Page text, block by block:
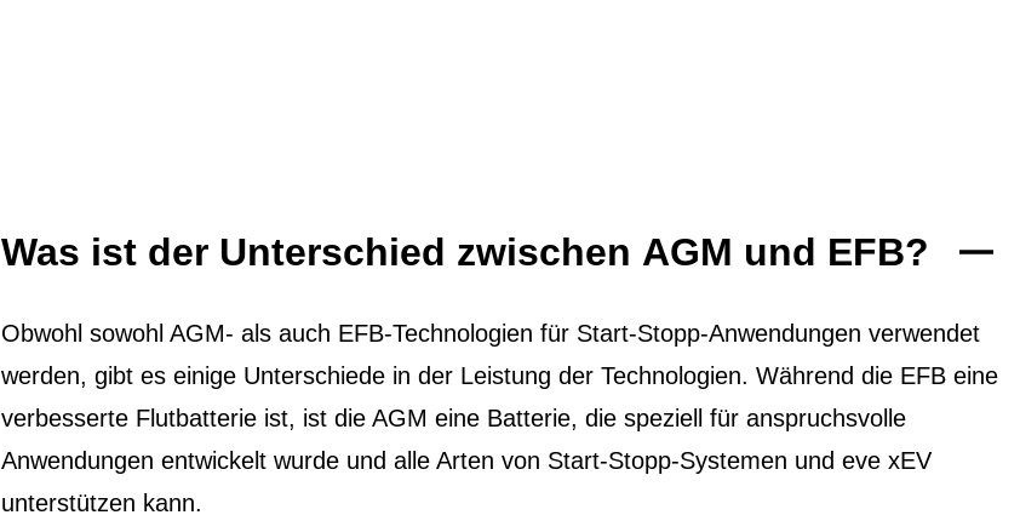
Was ist der Unterschied zwischen AGM und EFB?
Obwohl sowohl AGM- als auch EFB-Technologien für Start-Stopp-Anwendungen verwendet
werden, gibt es einige Unterschiede in der Leistung der Technologien. Während die EFB eine
verbesserte Flutbatterie ist, ist die AGM eine Batterie, die speziell für anspruchsvolle
Anwendungen entwickelt wurde und alle Arten von Start-Stopp-Systemen und eve xEV
unterstützen kann.